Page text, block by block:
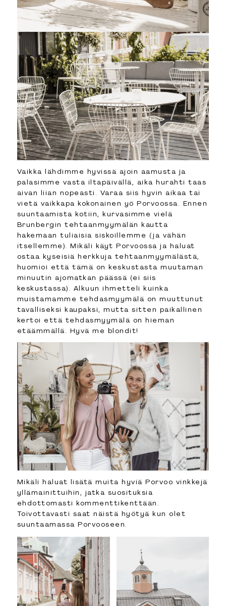
Vaikka lähdimme hyvissä ajoin aamusta ja
palasimme vasta iltapäivällä, aika hurahti taas
aivan liian nopeasti. Varaa siis hyvin aikaa tai
vietä vaikkapa kokonainen yö Porvoossa. Ennen
suuntaamista kotiin, kurvasimme vielä
Brunbergin tehtaanmyymälän kautta
hakemaan tuliaisia siskoillemme (ja vähän
itsellemme). Mikäli käyt Porvoossa ja haluat
ostaa kyseisiä herkkuja tehtaanmyymälästä,
huomioi että tämä on keskustasta muutaman
minuutin ajomatkan päässä (ei siis
keskustassa). Alkuun ihmetteli kuinka
muistamamme tehdasmyymälä on muuttunut
tavalliseksi kaupaksi, mutta sitten paikallinen
kertoi että tehdasmyymälä on hieman
etäämmällä. Hyvä me blondit!
Mikäli haluat lisätä muita hyviä Porvoo vinkkejä
yllämainittuihin, jatka suosituksia
ehdottomasti kommenttikenttään.
Toivottavasti saat näistä hyötyä kun olet
suuntaamassa Porvooseen.